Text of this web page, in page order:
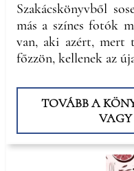
Szakácskönyvből
más a színes fotók
van, aki azért, mert
főzzön, kellenek az
TOVÁBB A